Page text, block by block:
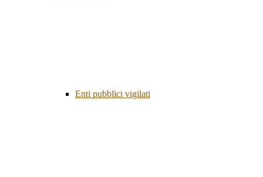
Enti pubblici vigilati